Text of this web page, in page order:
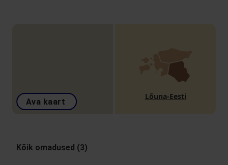
Ava kaart
Lõuna-Eesti
Kõik omadused (3)